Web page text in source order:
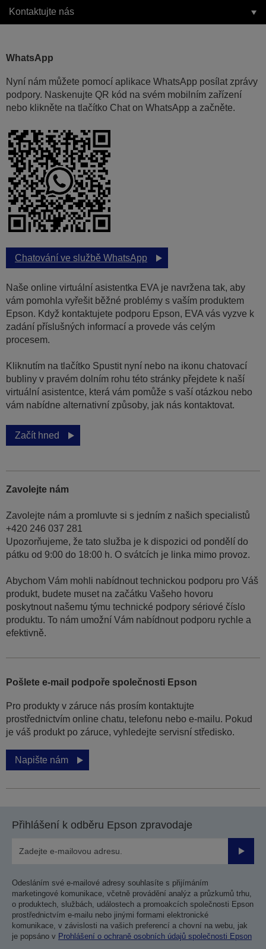
Kontaktujte nás
WhatsApp
Nyní nám můžete pomocí aplikace WhatsApp posílat zprávy
podpory. Naskenujte QR kód na svém mobilním zařízení
nebo klikněte na tlačítko Chat on WhatsApp a začněte.
Chatování ve službě WhatsApp
Naše online virtuální asistentka EVA je navržena tak, aby
vám pomohla vyřešit běžné problémy s vaším produktem
Epson. Když kontaktujete podporu Epson, EVA vás vyzve k
zadání příslušných informací a provede vás celým
procesem.
Kliknutím na tlačítko Spustit nyní nebo na ikonu chatovací
bubliny v pravém dolním rohu této stránky přejdete k naší
virtuální asistentce, která vám pomůže s vaší otázkou nebo
vám nabídne alternativní způsoby, jak nás kontaktovat.
Začít hned
Zavolejte nám
Zavolejte nám a promluvte si s jedním z našich specialistů
+420 246 037 281
Upozorňujeme, že tato služba je k dispozici od pondělí do
pátku od 9:00 do 18:00 h. O svátcích je linka mimo provoz.
Abychom Vám mohli nabídnout technickou podporu pro Váš
produkt, budete muset na začátku Vašeho hovoru
poskytnout našemu týmu technické podpory sériové číslo
produktu. To nám umožní Vám nabídnout podporu rychle a
efektivně.
Pošlete e-mail podpoře společnosti Epson
Pro produkty v záruce nás prosím kontaktujte
prostřednictvím online chatu, telefonu nebo e-mailu. Pokud
je váš produkt po záruce, vyhledejte servisní středisko.
Napište nám
Přihlášení k odběru Epson zpravodaje
Odesláním své e-mailové adresy souhlasíte s přijímáním
marketingové komunikace, včetně provádění analýz a průzkumů trhu,
o produktech, službách, událostech a promoakcích společnosti Epson
prostřednictvím e-mailu nebo jinými formami elektronické
komunikace, v závislosti na vašich preferencí a chovní na webu, jak
je popsáno v Prohlášení o ochraně osobních údajů společnosti Epson